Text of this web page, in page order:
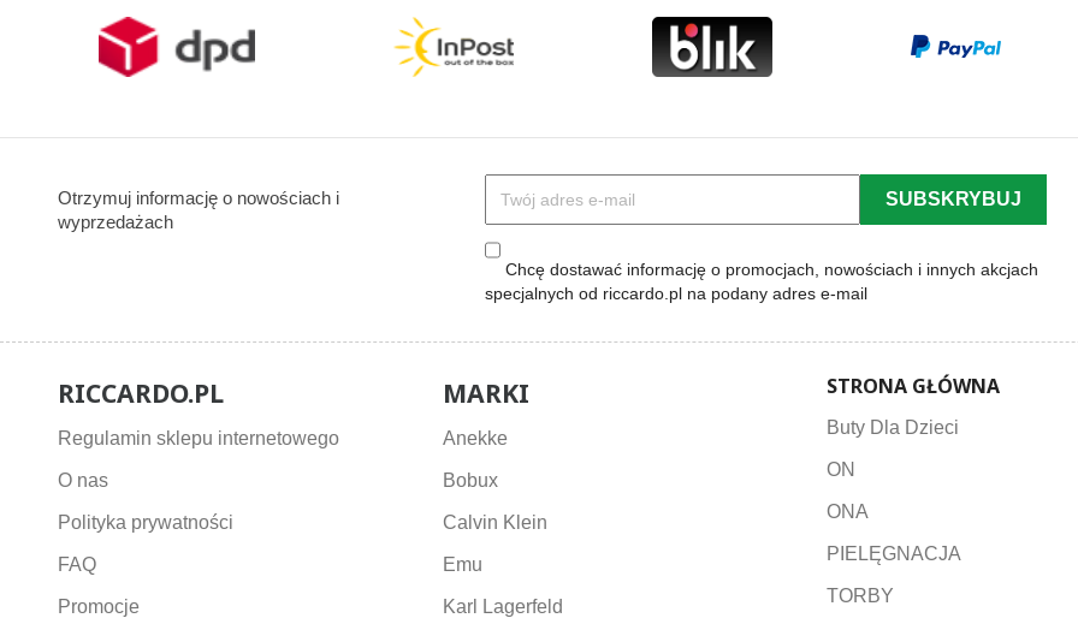
Otrzymuj informację o nowościach i
wyprzedażach
Chcę dostawać informację o promocjach, nowościach i innych akcjach
specjalnych od riccardo.pl na podany adres e-mail
RICCARDO.PL
Regulamin sklepu internetowego
O nas
Polityka prywatności
FAQ
Promocje
MARKI
Anekke
Bobux
Calvin Klein
Emu
Karl Lagerfeld
STRONA GŁÓWNA
Buty Dla Dzieci
ON
ONA
PIELĘGNACJA
TORBY